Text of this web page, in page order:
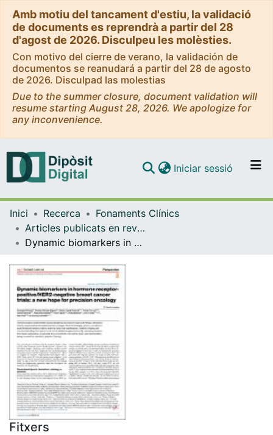
Amb motiu del tancament d'estiu, la validació
de documents es reprendrà a partir del 28
d'agost de 2026. Disculpeu les molèsties.
Con motivo del cierre de verano, la validación de
documentos se reanudará a partir del 28 de agosto
de 2026. Disculpad las molestias
Due to the summer closure, document validation will
resume starting August 28, 2026. We apologize for
any inconvenience.
Navega per tot el DD
Iniciar sessió (current)
Inici Recerca
Fonaments Clínics
Articles publicats en revistes (Fonaments Clínics)
Dynamic biomarkers in hormone receptor-positive/HER2-negative breast cancer trials: a new hope for precision oncology
Fitxers